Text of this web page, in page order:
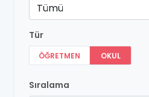
Tümü
Tür
ÖĞRETMEN OKUL
Sıralama